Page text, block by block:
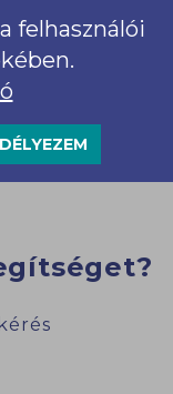
reagálni,
nem tud
viszont
egyedül
Ezértnagyon
felhasználói